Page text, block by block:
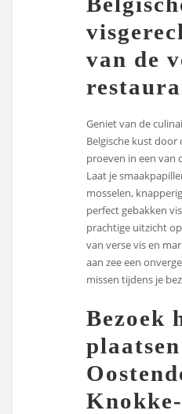
van de
Geniet van de
Belgische kust door
proeven in een van
Laat je
mosselen,
perfect gebakken
prachtige uitzicht
van verse vis en
aan zee een
missen tijdens je
Bezoek